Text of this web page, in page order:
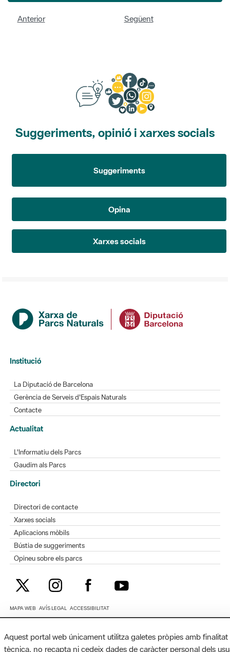
Anterior Següent
Suggeriments, opinió i xarxes socials
Suggeriments
Opina
Xarxes socials
Institució
La Diputació de Barcelona
Gerència de Serveis d'Espais Naturals
Contacte
Actualitat
L'Informatiu dels Parcs
Gaudim als Parcs
Directori
Directori de contacte
Xarxes socials
Aplicacions mòbils
Bústia de suggeriments
Opineu sobre els parcs
MAPA WEB AVÍS LEGAL ACCESSIBILITAT
Diputació de Barcelona. Edifici Llacuna, 1a planta. Badajoz, 49. 08005
Barcelona. Tel. 934 022 428 / xarxaparcs@diba.cat
Aquest portal web únicament utilitza galetes pròpies amb finalitat
tècnica, no recapta ni cedeix dades de caràcter personal dels